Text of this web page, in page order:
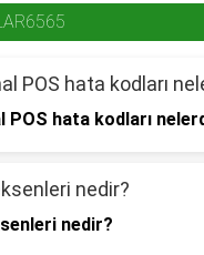
POS hata kodları
nedir?